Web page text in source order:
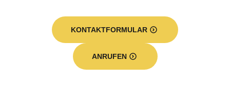
KONTAKTFORMULAR
ANRUFEN